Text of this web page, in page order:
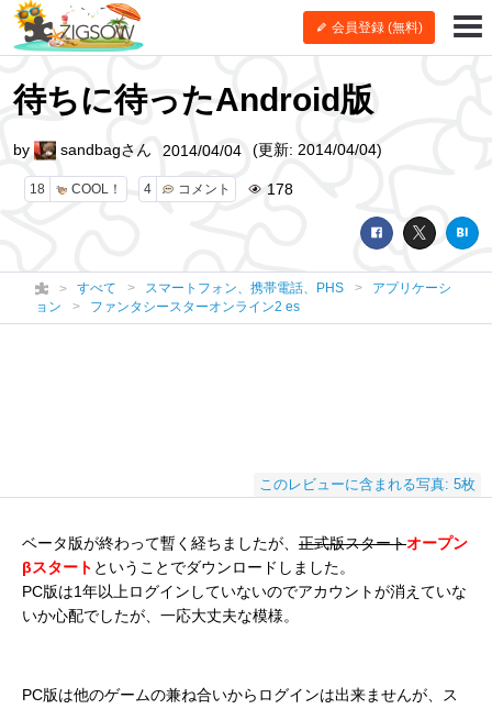
会員登録 (無料)
待ちに待ったAndroid版
18 COOL！ 4 コメント 178
by sandbagさん 2014/04/04 (更新: 2014/04/04)
すべて スマートフォン、携帯電話、PHS
アプリケーシ
ョン
ファンタシースターオンライン2 es
このレビューに含まれる写真: 5枚
ベータ版が終わって暫く経ちましたが、 正式版スタートオープン
βスタート ということでダウンロードしました。
PC版は1年以上ログインしていないのでアカウントが消えていな
いか心配でしたが、一応大丈夫な模様。
PC版は他のゲームの兼ね合いからログインは出来ませんが、ス